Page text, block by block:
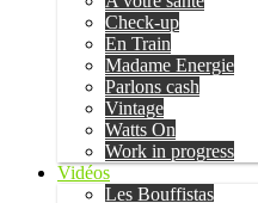
Check-up
En Train
Madame Energie
Parlons cash
Vintage
Watts On
Work in progress
Vidéos
Les Bouffistas